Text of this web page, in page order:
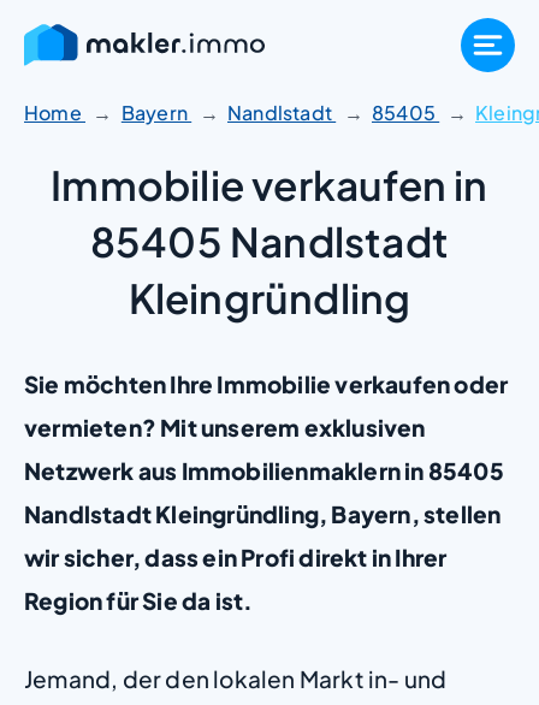
Zum
Inhalt
springen
Home Bayern Nandlstadt 85405
Immobilie verkaufen in
85405 Nandlstadt
Kleingründling
Sie möchten Ihre Immobilie verkaufen oder
vermieten? Mit unserem exklusiven
Netzwerk aus Immobilienmaklern in 85405
Nandlstadt Kleingründling, Bayern, stellen
wir sicher, dass ein Profi direkt in Ihrer
Region für Sie da ist.
Jemand, der den lokalen Markt in- und